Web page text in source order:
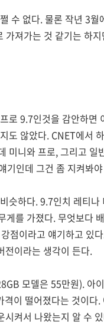
수 없다. 물론 작년 3월
져가는 것 같기는 하
로 9.7인것을 감안하면
도 않았다. CNET에서
미니와 프로, 그리고 일
기인데 그건 좀 지켜봐
슷하다. 9.7인치 레티
를 가졌다. 무엇보다
점이라고 얘기하고 있
전이라는 생각이 든다.
모델은 55만원). 아
이 떨어졌다는 것이다
켜서 나왔는지 알 수